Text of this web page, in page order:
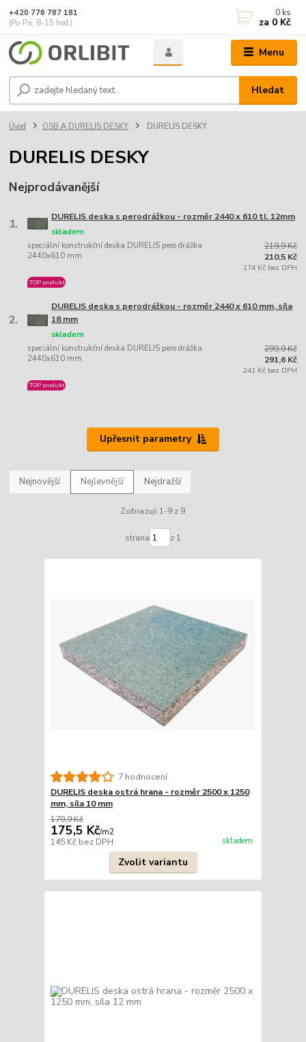
Menu
Hledat
+420 776 787 181
(Po-Pá, 8-15 hod.)
0 ks
za 0 Kč
Úvod OSB A DURELIS DESKY DURELIS DESKY
DURELIS DESKY
Nejprodávanější
1. DURELIS deska s perodrážkou - rozměr 2440 x 610 tl. 12mm
speciální konstrukční deska DURELIS pero drážka
2440x610 mm
skladem
TOP produkt
219,9 Kč
210,5 Kč
174 Kč bez DPH
2.
DURELIS deska s perodrážkou - rozměr 2440 x 610 mm, síla
18 mm
speciální konstrukční deska DURELIS pero drážka
2440x610 mm
skladem
TOP produkt
299,9 Kč
291,6 Kč
241 Kč bez DPH
Upřesnit parametry
Nejnovější Nejlevnější Nejdražší
Zobrazuji 1-9 z 9
strana z 1
7 hodnocení
DURELIS deska ostrá hrana - rozměr 2500 x 1250
mm, síla 10 mm
179,9 Kč
175,5 Kč/m2
145 Kč bez DPH skladem
Zvolit variantu